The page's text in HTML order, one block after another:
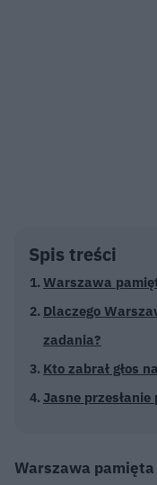
Spis treści
Warszawa
Dlaczego
zadania?
Kto zabrał głos
Jasne
Warszawa